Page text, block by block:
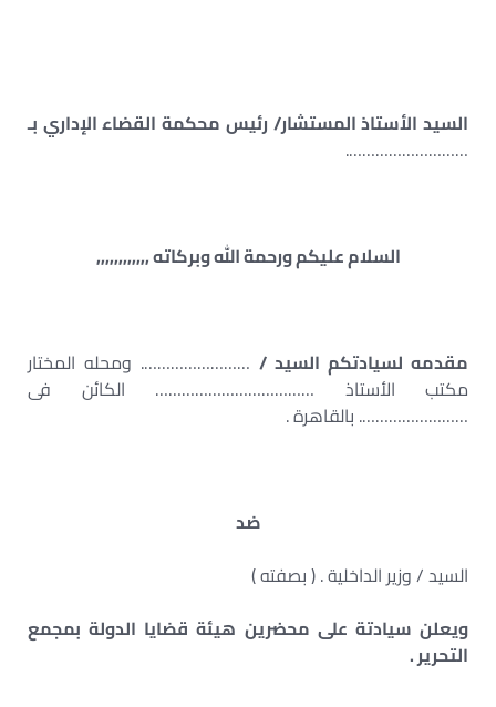
السيد الأستاذ المستشار/ رئيس محكمة القضاء الإداري بـ
……………………….
السلام عليكم ورحمة الله وبركاته ,,,,,,,,,,,,
مقدمه لسيادتكم السيد / ……………………. ومحله المختار
مكتب الأستاذ ……………………………… الكائن فى
……………………. بالقاهرة .
ضد
السيد / وزير الداخلية . ( بصفته )
ويعلن سيادتة على محضرين هيئة قضايا الدولة بمجمع
التحرير .